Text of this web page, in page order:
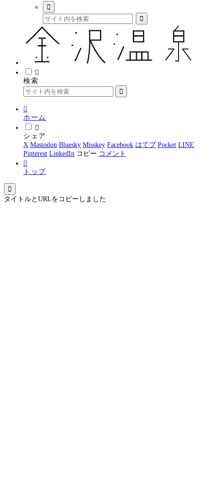
検索
ホーム
シェア
X Mastodon Bluesky Misskey Facebook はてブ Pocket LINE
Pinterest LinkedIn コピー コメント
トップ
タイトルとURLをコピーしました